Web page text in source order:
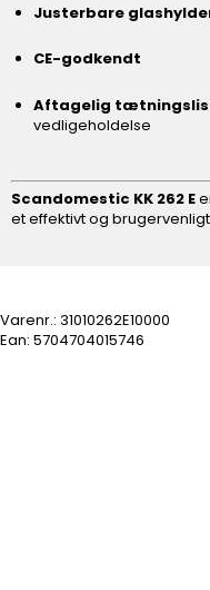
Varenr.: 31010262E10000
Ean: 5704704015746
Justerbare
CE-godkendt
Aftagelig
vedligeholdelse
Scandomestic KK 262 E
et effektivt og